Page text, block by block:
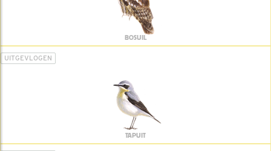
BOSUIL
UITGEVLOGEN
TAPUIT